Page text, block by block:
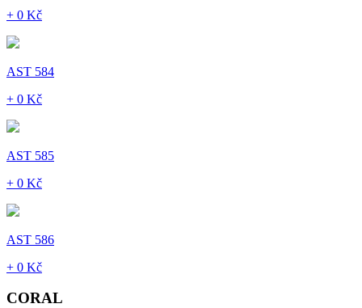
+ 0 Kč
AST 584
+ 0 Kč
AST 585
+ 0 Kč
AST 586
+ 0 Kč
CORAL